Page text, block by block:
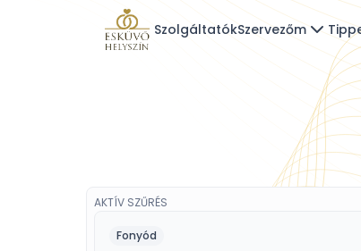
SzolgáltatókSzervezőm
AKTÍV SZŰRÉS
Fonyód